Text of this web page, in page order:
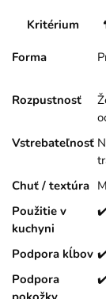
Kritérium
Forma
Rozpustnosť
Vstrebateľnosť
Chuť / textúra
Použitie v
kuchyni
Podpora kĺbov
Podpora